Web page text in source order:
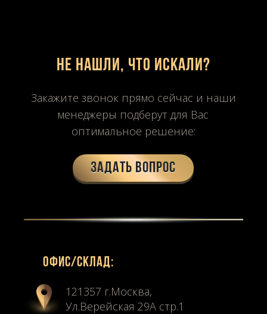
Не нашли, что искали?
Закажите звонок прямо сейчас и наши
менеджеры подберут для Вас
оптимальное решение:
Задать вопрос
Офиc/склад:
121357 г.Москва,
Ул.Верейская 29А стр.1